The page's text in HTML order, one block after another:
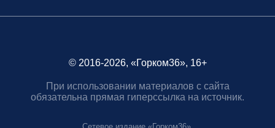
© 2016-2026, «Горком36», 16+
При использовании материалов с сайта
обязательна прямая гиперссылка на источник.